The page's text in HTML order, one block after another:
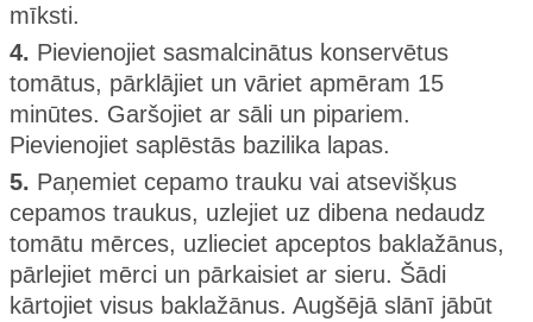
mīksti.
4. Pievienojiet sasmalcinātus konservētus
tomātus, pārklājiet un vāriet apmēram 15
minūtes. Garšojiet ar sāli un pipariem.
Pievienojiet saplēstās bazilika lapas.
5. Paņemiet cepamo trauku vai atsevišķus
cepamos traukus, uzlejiet uz dibena nedaudz
tomātu mērces, uzlieciet apceptos baklažānus,
pārlejiet mērci un pārkaisiet ar sieru. Šādi
kārtojiet visus baklažānus. Augšējā slānī jābūt